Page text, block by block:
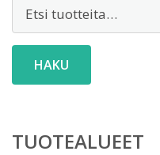
HAKU
TUOTEALUEET